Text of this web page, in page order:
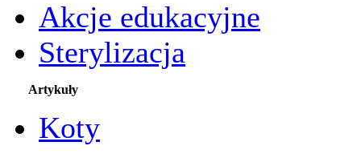
Akcje edukacyjne
Sterylizacja
Artykuły
Koty